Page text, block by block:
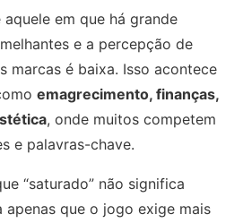
aquele em que há grande
e a percepção de
marcas é baixa. Isso acontece
emagrecimento, finanças,
, onde muitos competem
e palavras-chave.
“saturado” não significa
apenas que o jogo exige mais